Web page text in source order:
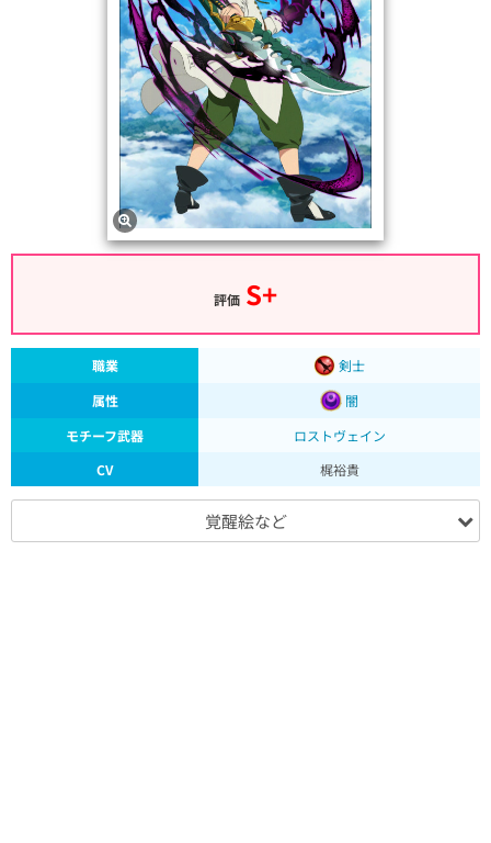
評価 S+
職業
剣士
属性
闇
モチーフ武器
ロストヴェイン
CV
梶裕貴
覚醒絵など